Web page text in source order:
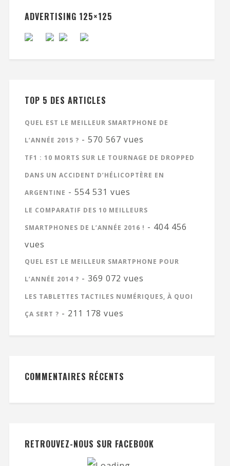
ADVERTISING 125×125
TOP 5 DES ARTICLES
QUEL EST LE MEILLEUR SMARTPHONE DE
L’ANNÉE 2015 ? - 570 567 vues
TF1 : 10 MORTS SUR LE TOURNAGE DE DROPPED
DANS UN ACCIDENT D’HÉLICOPTÈRE EN
ARGENTINE - 554 531 vues
LE COMPARATIF DES 10 MEILLEURS
SMARTPHONES DE L’ANNÉE 2016 ! - 404 456
vues
QUEL EST LE MEILLEUR SMARTPHONE POUR
L’ANNÉE 2014 ? - 369 072 vues
LES TABLETTES TACTILES NUMÉRIQUES, À QUOI
ÇA SERT ? - 211 178 vues
COMMENTAIRES RÉCENTS
RETROUVEZ-NOUS SUR FACEBOOK